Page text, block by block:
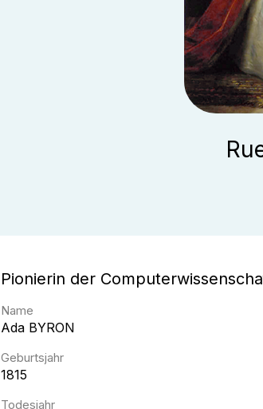
Pionierin der
Name
Ada BYRON
Geburtsjahr
1815
Todesjahr